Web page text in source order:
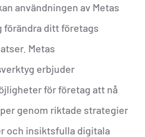
användningen av Metas
ditt företags
Metas
erbjuder
för företag att nå
genom riktade strategier
och insiktsfulla digitala